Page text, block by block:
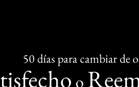
50 días para cambiar de
o